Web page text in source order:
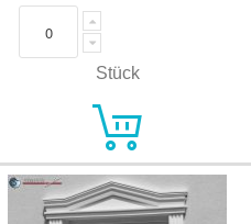
Stück